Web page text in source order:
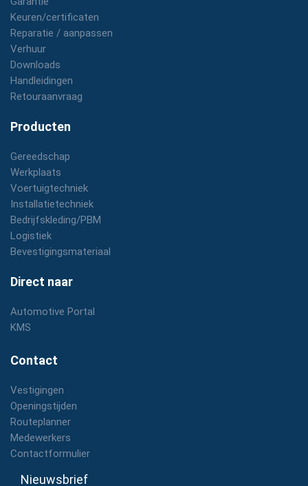
Keuren/certificaten
Reparatie / aanpassen
Verhuur
Downloads
Handleidingen
Retouraanvraag
Producten
Gereedschap
Werkplaats
Voertuigtechniek
Installatietechniek
Bedrijfskleding/PBM
Logistiek
Bevestigingsmateriaal
Direct naar
Automotive Portal
KMS
Contact
Vestigingen
Openingstijden
Routeplanner
Medewerkers
Contactformulier
Nieuwsbrief